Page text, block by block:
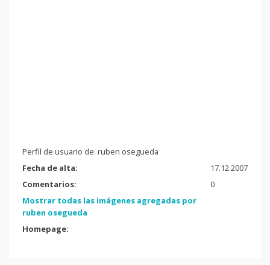
Perfil de usuario de: ruben osegueda
Fecha de alta:
17.12.2007
Comentarios:
0
Mostrar todas las imágenes agregadas por
ruben osegueda
Homepage: